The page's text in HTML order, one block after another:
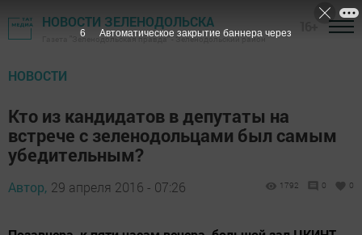
НОВОСТИ ЗЕЛЕНОДОЛЬСКА
Газета "Зеленодольская правда" - Зеленодольский район
НОВОСТИ
Кто из кандидатов в депутаты на
встрече с зеленодольцами был самым
убедительным?
Автор, 29 апреля 2016 - 07:26 1792 0 0
5 Автоматическое закрытие баннера через